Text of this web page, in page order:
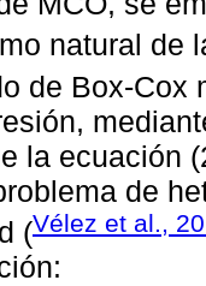
natural de
de Box-Cox
la ecuación
de
(Vélez et al.,